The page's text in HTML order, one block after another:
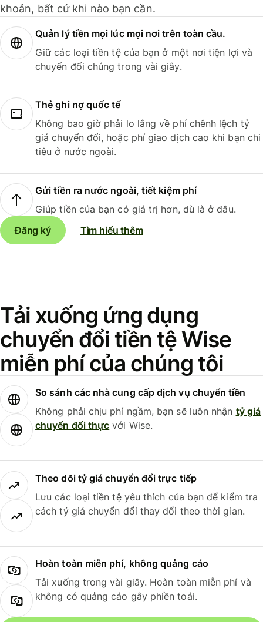
khoản, bất cứ khi nào bạn cần.
Quản lý tiền mọi lúc mọi nơi trên toàn cầu.
Giữ các loại tiền tệ của bạn ở một nơi tiện lợi và
chuyển đổi chúng trong vài giây.
Thẻ ghi nợ quốc tế
Không bao giờ phải lo lắng về phí chênh lệch tỷ
giá chuyển đổi, hoặc phí giao dịch cao khi bạn chi
tiêu ở nước ngoài.
Gửi tiền ra nước ngoài, tiết kiệm phí
Giúp tiền của bạn có giá trị hơn, dù là ở đâu.
Đăng ký
Tìm hiểu thêm
Tải xuống ứng dụng
chuyển đổi tiền tệ Wise
miễn phí của chúng tôi
So sánh các nhà cung cấp dịch vụ chuyển tiền
Không phải chịu phí ngầm, bạn sẽ luôn nhận tỷ giá
chuyển đổi thực với Wise.
Theo dõi tỷ giá chuyển đổi trực tiếp
Lưu các loại tiền tệ yêu thích của bạn để kiểm tra
cách tỷ giá chuyển đổi thay đổi theo thời gian.
Hoàn toàn miễn phí, không quảng cáo
Tải xuống trong vài giây. Hoàn toàn miễn phí và
không có quảng cáo gây phiền toái.